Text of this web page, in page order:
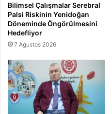
Bilimsel Çalışmalar Serebral
Palsi Riskinin Yenidoğan
Döneminde Öngörülmesini
Hedefliyor
7 Ağustos 2026